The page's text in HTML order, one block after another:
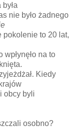
nie było żadnego
pokolenie to 20 lat,
na to
Kiedy
obcy byli
osobno?